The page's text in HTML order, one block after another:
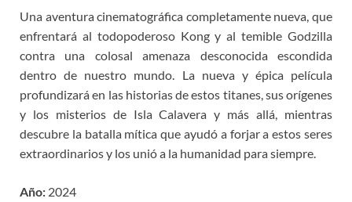
Una aventura cinematográfica completamente nueva, que
enfrentará al todopoderoso Kong y al temible Godzilla
contra una colosal amenaza desconocida escondida
dentro de nuestro mundo. La nueva y épica película
profundizará en las historias de estos titanes, sus orígenes
y los misterios de Isla Calavera y más allá, mientras
descubre la batalla mítica que ayudó a forjar a estos seres
extraordinarios y los unió a la humanidad para siempre.
Año: 2024